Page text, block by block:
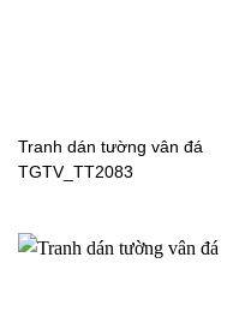
nhiên hoa cảnh-FT2519
Tranh dán tường vân đá
TGTV_TT2083